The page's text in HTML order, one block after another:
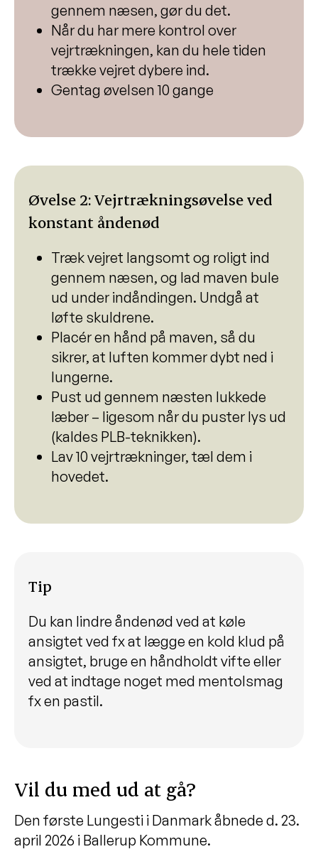
gennem næsen, gør du det.
Når du har mere kontrol over
vejrtrækningen, kan du hele tiden
trække vejret dybere ind.
Gentag øvelsen 10 gange
Øvelse 2: Vejrtrækningsøvelse ved
konstant åndenød
Træk vejret langsomt og roligt ind
gennem næsen, og lad maven bule
ud under indåndingen. Undgå at
løfte skuldrene.
Placér en hånd på maven, så du
sikrer, at luften kommer dybt ned i
lungerne.
Pust ud gennem næsten lukkede
læber – ligesom når du puster lys ud
(kaldes PLB-teknikken).
Lav 10 vejrtrækninger, tæl dem i
hovedet.
Tip
Du kan lindre åndenød ved at køle
ansigtet ved fx at lægge en kold klud på
ansigtet, bruge en håndholdt vifte eller
ved at indtage noget med mentolsmag
fx en pastil.
Vil du med ud at gå?
Den første Lungesti i Danmark åbnede d. 23.
april 2026 i Ballerup Kommune.